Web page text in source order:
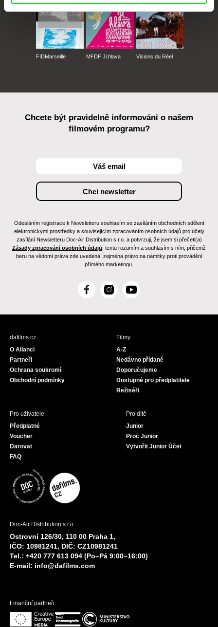
FIDMarseille MFDF Ji.hlava Visions du Réel
Chcete být pravidelně informováni o našem
filmovém programu?
Odesláním registrace k Newsletteru souhlasím se zasíláním obchodních sdělení
elektronickými prostředky a souvisejícím zpracováním osobních údajů pro účely
zasílání Newsletteru Doc-Air Distribution s.r.o. a potvrzuji, že jsem si přečetl(a)
Zásady zpracování osobních údajů , textu rozumím a souhlasím s ním, přičemž
beru na vědomí práva zde uvedená, zejména právo na námitky proti provádění
přímého marketingu.
F
c
I
s
Y
u
dafilms.cz
O Alianci
Partneři
Ochrana soukromí
Obchodní podmínky
Filmy
A-Z
Nedávno přidané
Doporučujeme
Dostupné pro předplatitele
Režiséři
Pro uživatele
Předplatné
Voucher
Darovat
FAQ
Pro dítě
Junior
Proč Junior
Vytvořit Junior Účet
Doc-Air Distribution s.r.o.
Ostrovní 126/30, 110 00 Praha 1,
IČO: 10981241, DIČ: CZ10981241
Tel.: +420 777 613 094 (Po–Pá 9:00–16:00)
E-mail: info@dafilms.com
Finanční partneři